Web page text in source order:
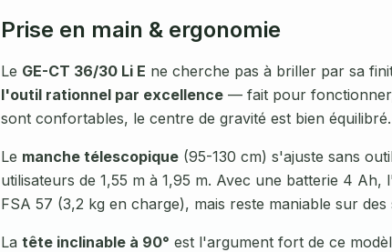
Prise en main & ergonomie
Le GE-CT 36/30 Li E ne cherche pas à briller par sa
l'outil rationnel par excellence — fait pour
sont confortables, le centre de gravité est bien équilibré.
Le manche télescopique (95-130 cm) s'ajuste sans
utilisateurs de 1,55 m à 1,95 m. Avec une batterie 4
FSA 57 (3,2 kg en charge), mais reste maniable sur des
La tête inclinable à 90° est l'argument fort de ce